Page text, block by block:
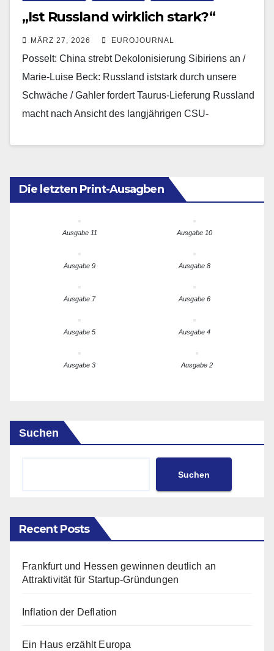
„Ist Russland wirklich stark?“
MÄRZ 27, 2026 EUROJOURNAL
Posselt: China strebt Dekolonisierung Sibiriens an /
Marie-Luise Beck: Russland iststark durch unsere
Schwäche / Gahler fordert Taurus-Lieferung Russland
macht nach Ansicht des langjährigen CSU-
Die letzten Print-Ausagben
Ausgabe 11 Ausgabe 10
Ausgabe 9 Ausgabe 8
Ausgabe 7 Ausgabe 6
Ausgabe 5 Ausgabe 4
Ausgabe 3 Ausgabe 2
Suchen
Suchen
Recent Posts
Frankfurt und Hessen gewinnen deutlich an
Attraktivität für Startup-Gründungen
Inflation der Deflation
Ein Haus erzählt Europa